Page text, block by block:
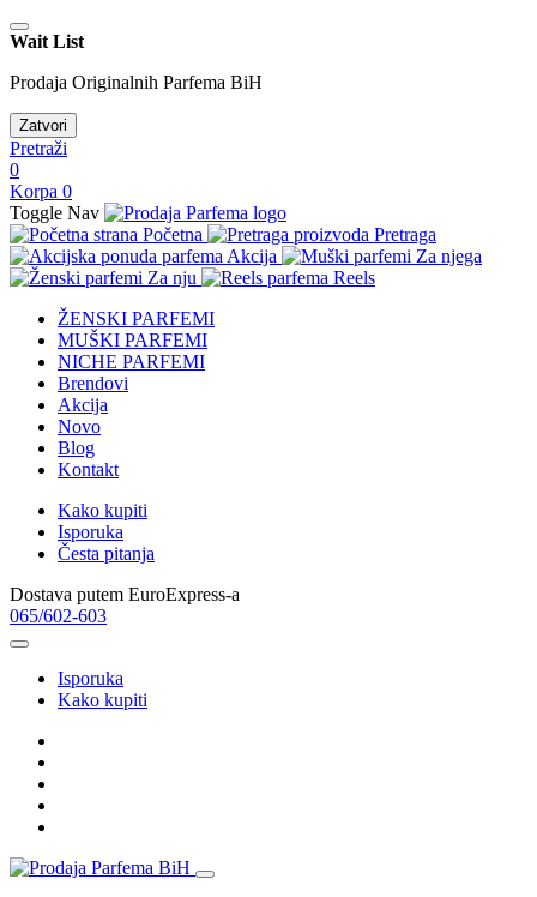
Wait List
Prodaja Originalnih Parfema BiH
Zatvori
Pretraži
0
Korpa 0
Toggle Nav
Početna
Pretraga
Akcija
Za njega
Za nju
Reels
ŽENSKI PARFEMI
MUŠKI PARFEMI
NICHE PARFEMI
Brendovi
Akcija
Novo
Blog
Kontakt
Kako kupiti
Isporuka
Česta pitanja
Dostava putem EuroExpress-a
065/602-603
Isporuka
Kako kupiti